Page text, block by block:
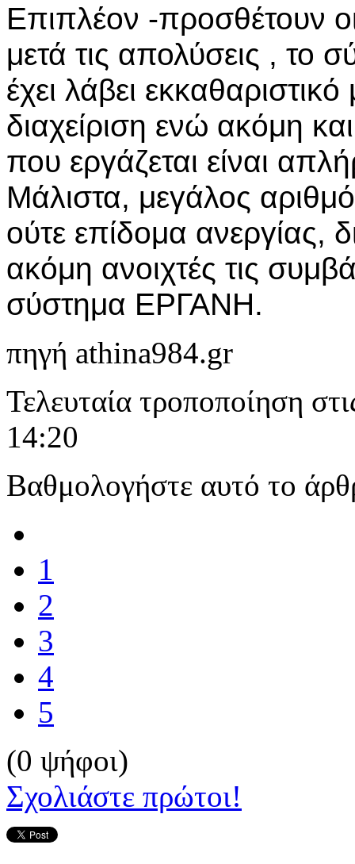
Επιπλέον -προσθέτουν
μετά τις απολύσεις , το
έχει λάβει
διαχείριση ενώ ακόμη
που εργάζεται είναι
Μάλιστα, μεγάλος
ούτε επίδομα ανεργίας,
ακόμη ανοιχτές τις
σύστημα ΕΡΓΑΝΗ.
πηγή athina984.gr
Τελευταία τροποποίηση
14:20
Βαθμολογήστε αυτό το
1
2
3
4
5
(0 ψήφοι)
Σχολιάστε πρώτοι!